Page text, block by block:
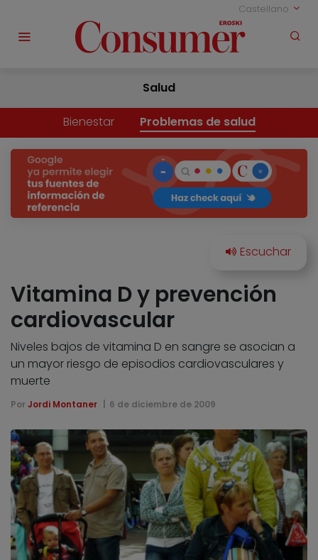
Castellano
Salud
Bienestar Problemas de salud
Vitamina D y prevención
cardiovascular
Niveles bajos de vitamina D en sangre se asocian a
un mayor riesgo de episodios cardiovasculares y
muerte
Por Jordi Montaner 6 de diciembre de 2009